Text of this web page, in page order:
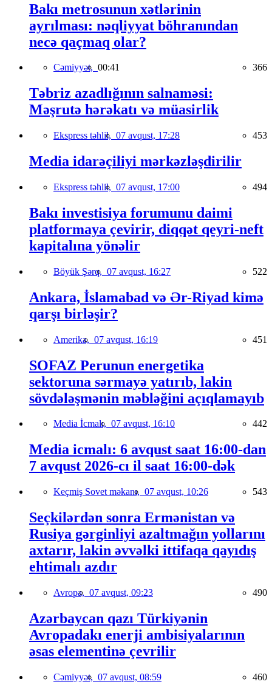
Bakı metrosunun xətlərinin
ayrılması: nəqliyyat böhranından
necə qaçmaq olar?
Cəmiyyət, 00:41 366
Təbriz azadlığının salnaməsi:
Məşrutə hərəkatı və müasirlik
Ekspress təhlil, 07 avqust, 17:28 453
Media idarəçiliyi mərkəzləşdirilir
Ekspress təhlil, 07 avqust, 17:00 494
Bakı investisiya forumunu daimi
platformaya çevirir, diqqət qeyri-neft
kapitalına yönəlir
Böyük Şərq, 07 avqust, 16:27 522
Ankara, İslamabad və Ər-Riyad kimə
qarşı birləşir?
Amerika, 07 avqust, 16:19 451
SOFAZ Perunun energetika
sektoruna sərmayə yatırıb, lakin
sövdələşmənin məbləğini açıqlamayıb
Media İcmalı, 07 avqust, 16:10 442
Media icmalı: 6 avqust saat 16:00-dan
7 avqust 2026-cı il saat 16:00-dək
Keçmiş Sovet məkanı, 07 avqust, 10:26 543
Seçkilərdən sonra Ermənistan və
Rusiya gərginliyi azaltmağın yollarını
axtarır, lakin əvvəlki ittifaqa qayıdış
ehtimalı azdır
Avropa, 07 avqust, 09:23 490
Azərbaycan qazı Türkiyənin
Avropadakı enerji ambisiyalarının
əsas elementinə çevrilir
Cəmiyyət, 07 avqust, 08:59 460